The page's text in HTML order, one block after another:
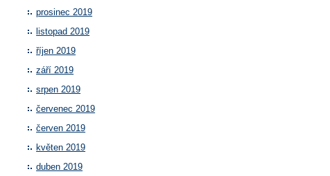
prosinec 2019
listopad 2019
říjen 2019
září 2019
srpen 2019
červenec 2019
červen 2019
květen 2019
duben 2019